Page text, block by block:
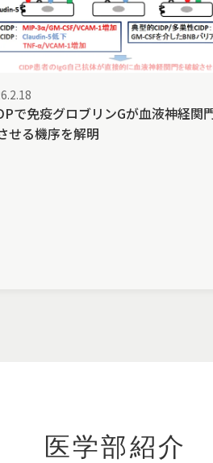
で免疫グロブリンGが血液神経関
せる機序を解明
医学部紹介